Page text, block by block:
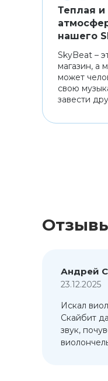
Теплая
нашего
SkyBeat –
магазин, а
может
свою
завести
Андрей
23.12.2025
Искал
Скайбит
звук,